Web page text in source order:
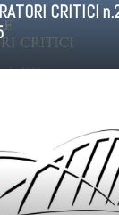
CRITICI